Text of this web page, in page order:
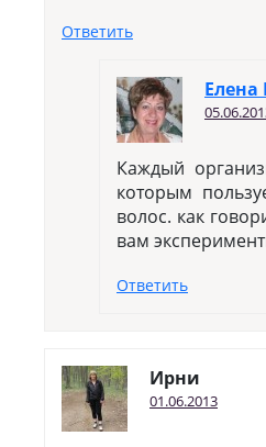
Ответить
Елена
Каждый
которым
волос. как
вам
Ответить
Ирни
01.06.2013